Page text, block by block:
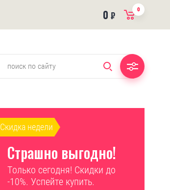
0 ₽
0
Скидка недели
Страшно выгодно!
Только сегодня! Скидки до
-10%. Успейте купить.